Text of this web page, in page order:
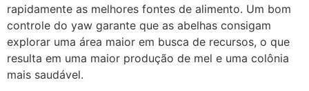
rapidamente as melhores fontes de alimento. Um bom
controle do yaw garante que as abelhas consigam
explorar uma área maior em busca de recursos, o que
resulta em uma maior produção de mel e uma colônia
mais saudável.